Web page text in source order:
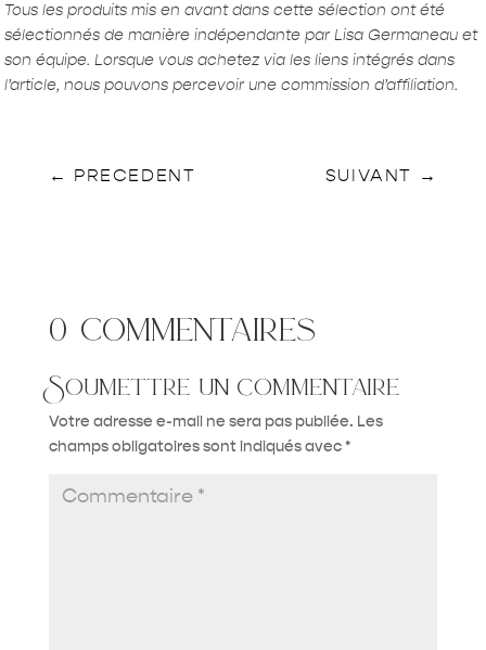
Tous les produits mis en avant dans cette sélection ont été
sélectionnés de manière indépendante par Lisa Germaneau et
son équipe. Lorsque vous achetez via les liens intégrés dans
l’article, nous pouvons percevoir une commission d’affiliation.
← PRECEDENT SUIVANT →
0 commentaires
Soumettre un commentaire
Votre adresse e-mail ne sera pas publiée. Les
champs obligatoires sont indiqués avec*